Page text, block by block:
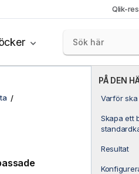
Qlik-
PÅ DEN
Varför
Skapa ett
Resultat